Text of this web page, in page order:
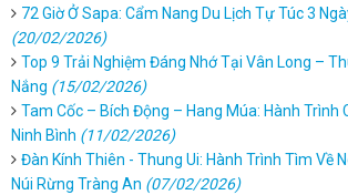
72 Giờ Ở Sapa: Cẩm Nang Du Lịch Tự Túc 3
(20/02/2026)
Top 9 Trải Nghiệm Đáng Nhớ Tại Vân Long –
Nắng (15/02/2026)
Tam Cốc – Bích Động – Hang Múa: Hành Trình
Ninh Bình (11/02/2026)
Đàn Kính Thiên - Thung Ui: Hành Trình Tìm Về
Núi Rừng Tràng An (07/02/2026)